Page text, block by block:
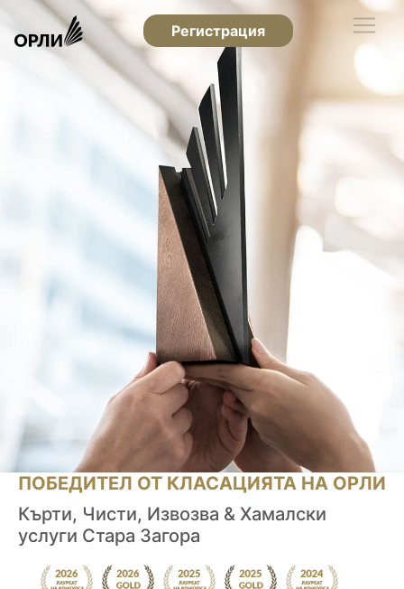
Регистрация
ПОБЕДИТЕЛ ОТ КЛАСАЦИЯТА НА ОРЛИ
Кърти, Чисти, Извозва & Хамалски
услуги Стара Загора